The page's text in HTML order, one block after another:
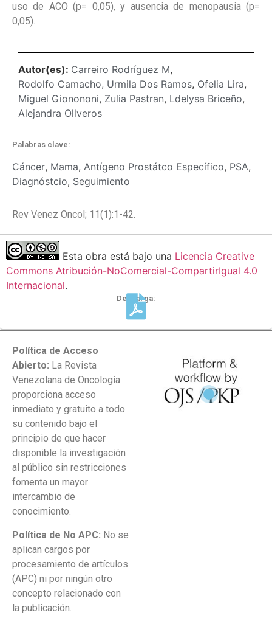
uso de ACO (p= 0,05), y ausencia de menopausia (p=
0,05).
Autor(es): Carreiro Rodríguez M,
Rodolfo Camacho, Urmila Dos Ramos, Ofelia Lira,
Miguel Gionononi, Zulia Pastran, Ldelysa Briceño,
Alejandra Ollveros
Palabras clave:
Cáncer, Mama, Antígeno Prostátco Específico, PSA,
Diagnóstcio, Seguimiento
Rev Venez Oncol; 11(1):1-42.
Esta obra está bajo una Licencia Creative
Commons Atribución-NoComercial-CompartirIgual 4.0
Internacional.
Descarga:
Política de Acceso
Abierto: La Revista
Venezolana de Oncología
proporciona acceso
inmediato y gratuito a todo
su contenido bajo el
principio de que hacer
disponible la investigación
al público sin restricciones
fomenta un mayor
intercambio de
conocimiento.
Política de No APC: No se
aplican cargos por
procesamiento de artículos
(APC) ni por ningún otro
concepto relacionado con
la publicación.